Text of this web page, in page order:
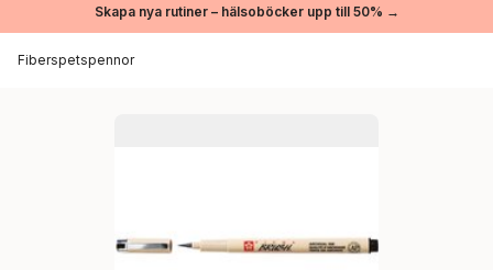
Skapa nya rutiner – hälsoböcker upp till 50% →
Fiberspetspennor